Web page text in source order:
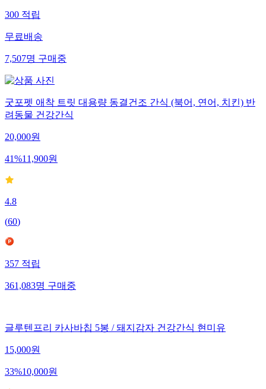
300적립
무료배송
7,507명구매중
굿포펫 애착 트릿 대용량 동결건조 간식 (북어, 연어, 치킨) 반
려동물 건강간식
20,000원
41%11,900원
4.8
(60)
357적립
361,083명구매중
글루텐프리 카사바칩 5봉 / 돼지감자 건강간식 현미유
15,000원
33%10,000원